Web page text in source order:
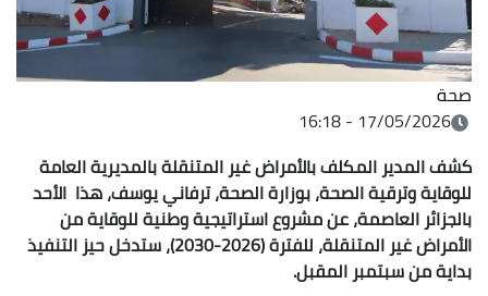
صحة
17/05/2026 - 16:18
كشف المدير المكلف بالأمراض غير المتنقلة بالمديرية العامة
للوقاية وترقية الصحة، بوزارة الصحة، ترفاني يوسف، هذا الأحد
بالجزائر العاصمة، عن مشروع استراتيجية وطنية للوقاية من
الأمراض غير المتنقلة، للفترة (2026-2030)، ستدخل حيز التنفيذ
بداية من سبتمبر المقبل.